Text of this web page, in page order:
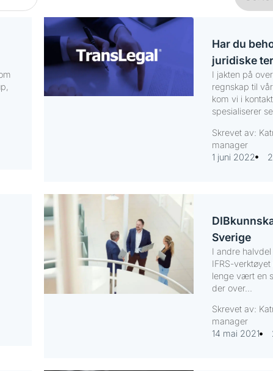
Har du
juridiske
I jakten på
regnskap til
kom vi i
spesialiserer
Skrevet av:
manager
1 juni 2022
Sverige
I andre
IFRS-
lenge vært en
der over...
Skrevet av:
manager
14 mai 2021